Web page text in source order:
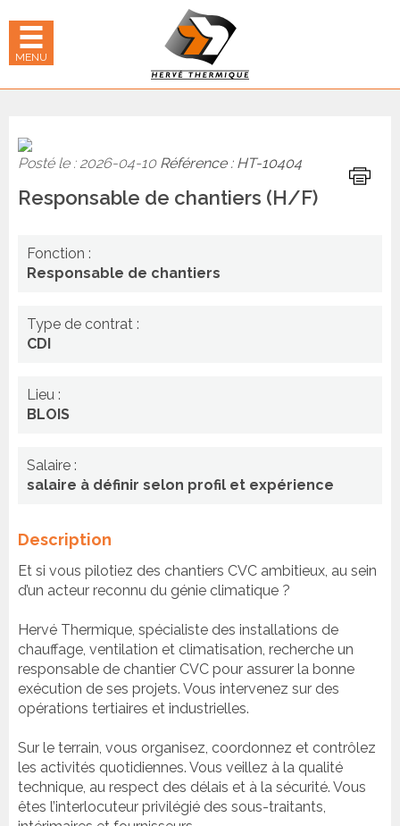
MENU
LE MENU MOBILE
Posté le : 2026-04-10 Référence : HT-10404
Responsable de chantiers (H/F)
Fonction :
Responsable de chantiers
Type de contrat :
CDI
Lieu :
BLOIS
Salaire :
salaire à définir selon profil et expérience
Description
Et si vous pilotiez des chantiers CVC ambitieux, au sein
d’un acteur reconnu du génie climatique ?
Hervé Thermique, spécialiste des installations de
chauffage, ventilation et climatisation, recherche un
responsable de chantier CVC pour assurer la bonne
exécution de ses projets. Vous intervenez sur des
opérations tertiaires et industrielles.
Sur le terrain, vous organisez, coordonnez et contrôlez
les activités quotidiennes. Vous veillez à la qualité
technique, au respect des délais et à la sécurité. Vous
êtes l’interlocuteur privilégié des sous-traitants,
Panneau de gestion des cookies